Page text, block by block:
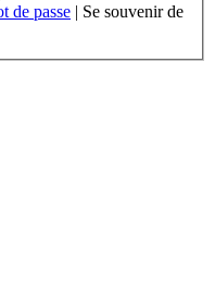
de passe | Se souvenir de